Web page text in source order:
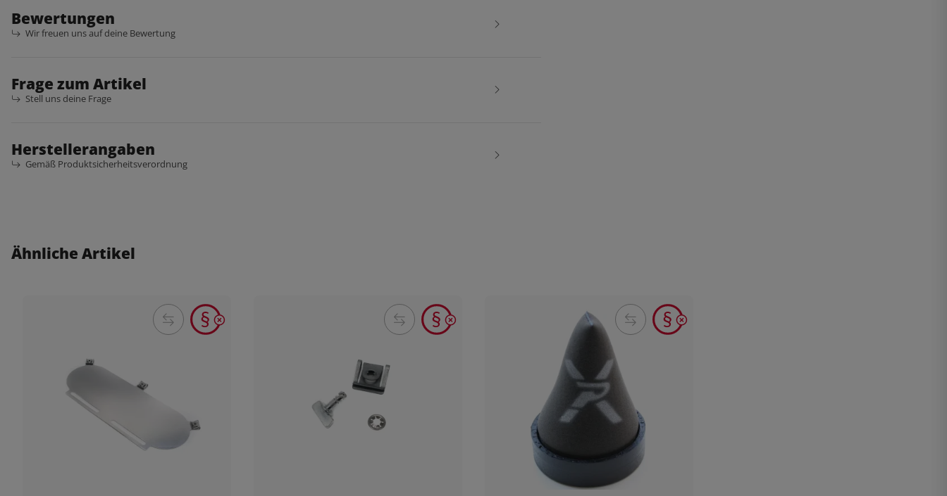
Bewertungen
Wir freuen uns auf deine Bewertung
Frage zum Artikel
Stell uns deine Frage
Herstellerangaben
Gemäß Produktsicherheitsverordnung
Ähnliche Artikel